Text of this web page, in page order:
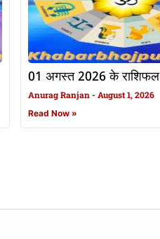
01 अगस्त 2026 के राशिफल
Anurag Ranjan August 1, 2026
Read Now »